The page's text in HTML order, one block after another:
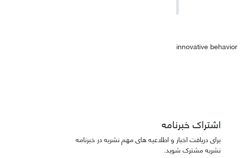
innovative behavior
اشتراک خبرنامه
برای دریافت اخبار و اطلاعیه های مهم نشریه در خبرنامه
نشریه مشترک شوید.